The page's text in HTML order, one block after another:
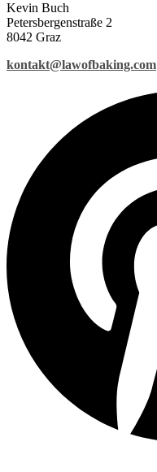
Kevin Buch
Petersbergenstraße 2
8042 Graz
kontakt@lawofbaking.com